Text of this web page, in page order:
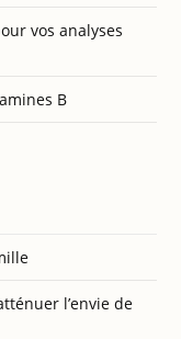
vos analyses
B
l’envie de